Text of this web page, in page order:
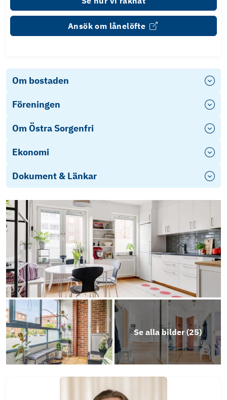
Ansök om lånelöfte
Om bostaden
Föreningen
Om Östra Sorgenfri
Ekonomi
Dokument & Länkar
Stadgar
HSB BRF Gunnebo - årsredovisning 2024-20
Se alla bilder (25)